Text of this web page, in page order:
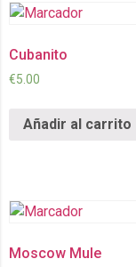
Cubanito
€5.00
Añadir al carrito
Moscow Mule